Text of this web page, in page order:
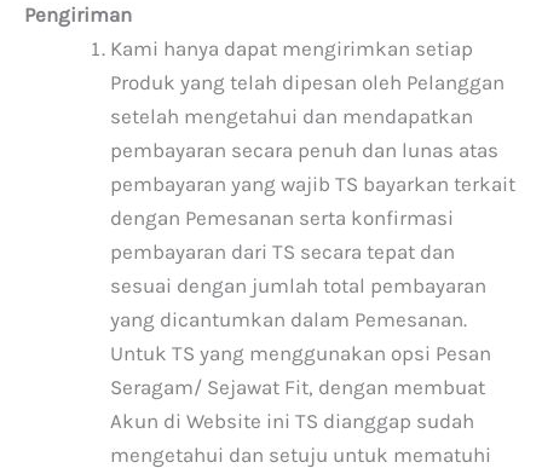
Pengiriman
Kami hanya dapat mengirimkan setiap
Produk yang telah dipesan oleh Pelanggan
setelah mengetahui dan mendapatkan
pembayaran secara penuh dan lunas atas
pembayaran yang wajib TS bayarkan terkait
dengan Pemesanan serta konfirmasi
pembayaran dari TS secara tepat dan
sesuai dengan jumlah total pembayaran
yang dicantumkan dalam Pemesanan.
Untuk TS yang menggunakan opsi Pesan
Seragam/ Sejawat Fit, dengan membuat
Akun di Website ini TS dianggap sudah
mengetahui dan setuju untuk mematuhi